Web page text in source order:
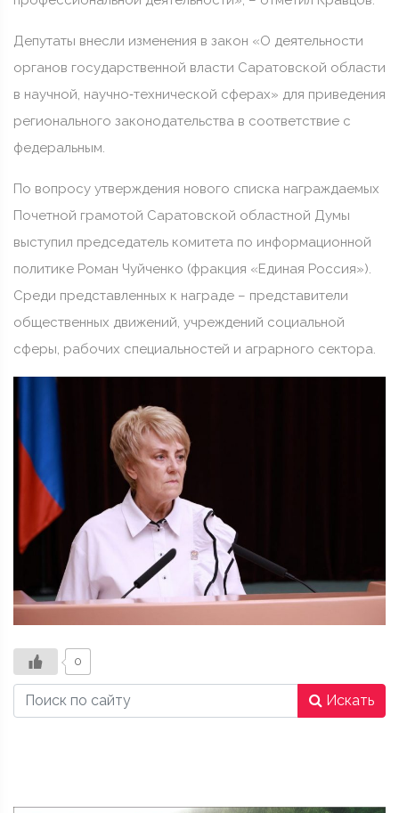
Депутаты внесли изменения в закон «О деятельности
органов государственной власти Саратовской области
в научной, научно‑технической сферах» для приведения
регионального законодательства в соответствие с
федеральным.
По вопросу утверждения нового списка награждаемых
Почетной грамотой Саратовской областной Думы
выступил председатель комитета по информационной
политике Роман Чуйченко (фракция «Единая Россия»).
Среди представленных к награде – представители
общественных движений, учреждений социальной
сферы, рабочих специальностей и аграрного сектора.
0
Искать